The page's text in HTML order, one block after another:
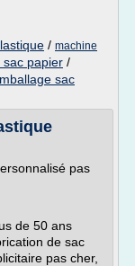
/ machine
sac papier /
sac
pas
de 50 ans
de sac
pas cher,